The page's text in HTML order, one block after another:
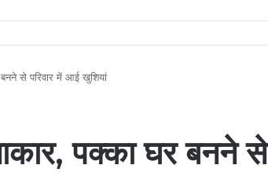
से परिवार में आई खुशियां
पक्का घर बनने से